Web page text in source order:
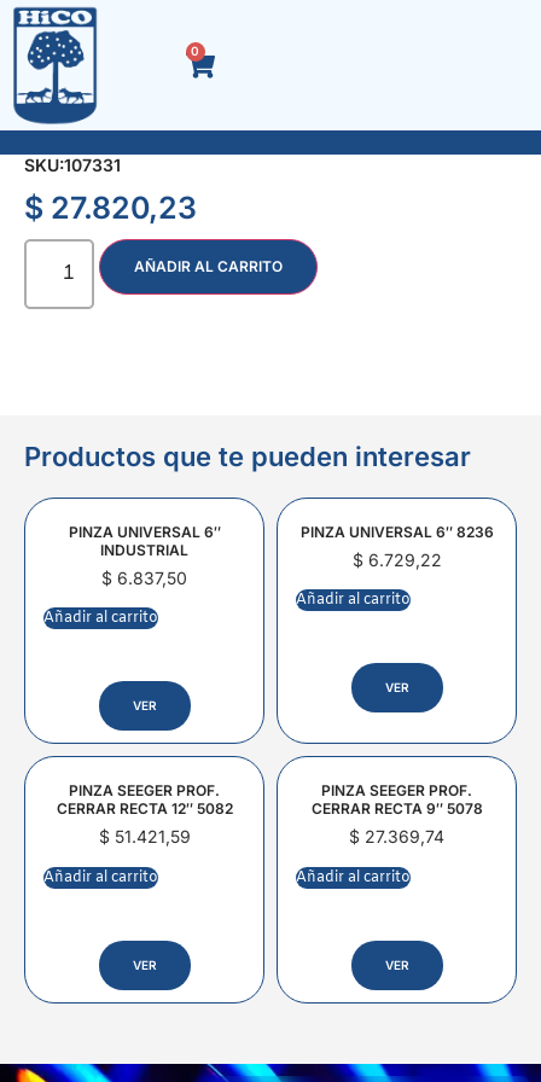
0
PIEDRA OX.AL. 152 x 25 x 19 mm. 6 x 1″ Gr. 46
SKU:107331
$ 27.820,23
AÑADIR AL CARRITO
Productos que te pueden interesar
PINZA UNIVERSAL 6″
INDUSTRIAL
$ 6.837,50
Añadir al carrito
VER
PINZA UNIVERSAL 6″ 8236
$6.729,22
Añadir al carrito
VER
PINZA SEEGER PROF.
CERRAR RECTA 12″ 5082
$51.421,59
Añadir al carrito
VER
PINZA SEEGER PROF.
CERRAR RECTA 9″ 5078
$ 27.369,74
Añadir al carrito
VER